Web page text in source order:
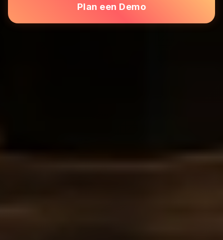
Plan een Demo